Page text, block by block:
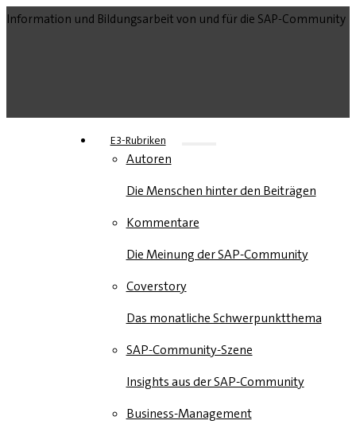
Information und Bildungsarbeit von und für die SAP-Community
E3-Rubriken
Autoren
Die Menschen hinter den Beiträgen
Kommentare
Die Meinung der SAP-Community
Coverstory
Das monatliche Schwerpunktthema
SAP-Community-Szene
Insights aus der SAP-Community
Business-Management